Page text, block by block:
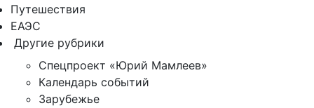
Путешествия
ЕАЭС
Другие рубрики
Спецпроект «Юрий Мамлеев»
Календарь событий
Зарубежье